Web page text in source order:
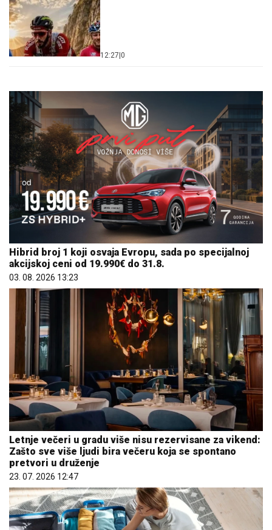
12:27 0
Hibrid broj 1 koji osvaja Evropu, sada po specijalnoj
akcijskoj ceni od 19.990€ do 31.8.
03. 08. 2026 13:23
Letnje večeri u gradu više nisu rezervisane za vikend:
Zašto sve više ljudi bira večeru koja se spontano
pretvori u druženje
23. 07. 2026 12:47